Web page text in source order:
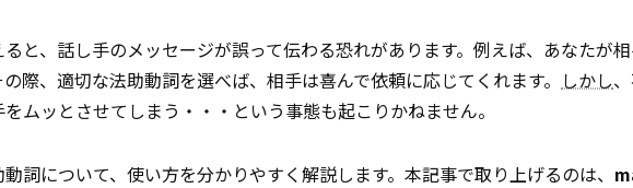
と、話し手のメッセージが誤って伝わる恐れがあります。例えば、あなたが
際、適切な法助動詞を選べば、相手は喜んで依頼に応じてくれます。 しかし
ムッとさせてしまう・・・という事態も起こりかねません。
詞について、使い方を分かりやすく解説します。本記事で取り上げるのは、